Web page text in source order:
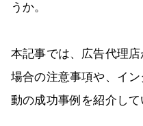
うか。
本記事では、広告代理
場合の注意事項や、イ
動の成功事例を紹介して